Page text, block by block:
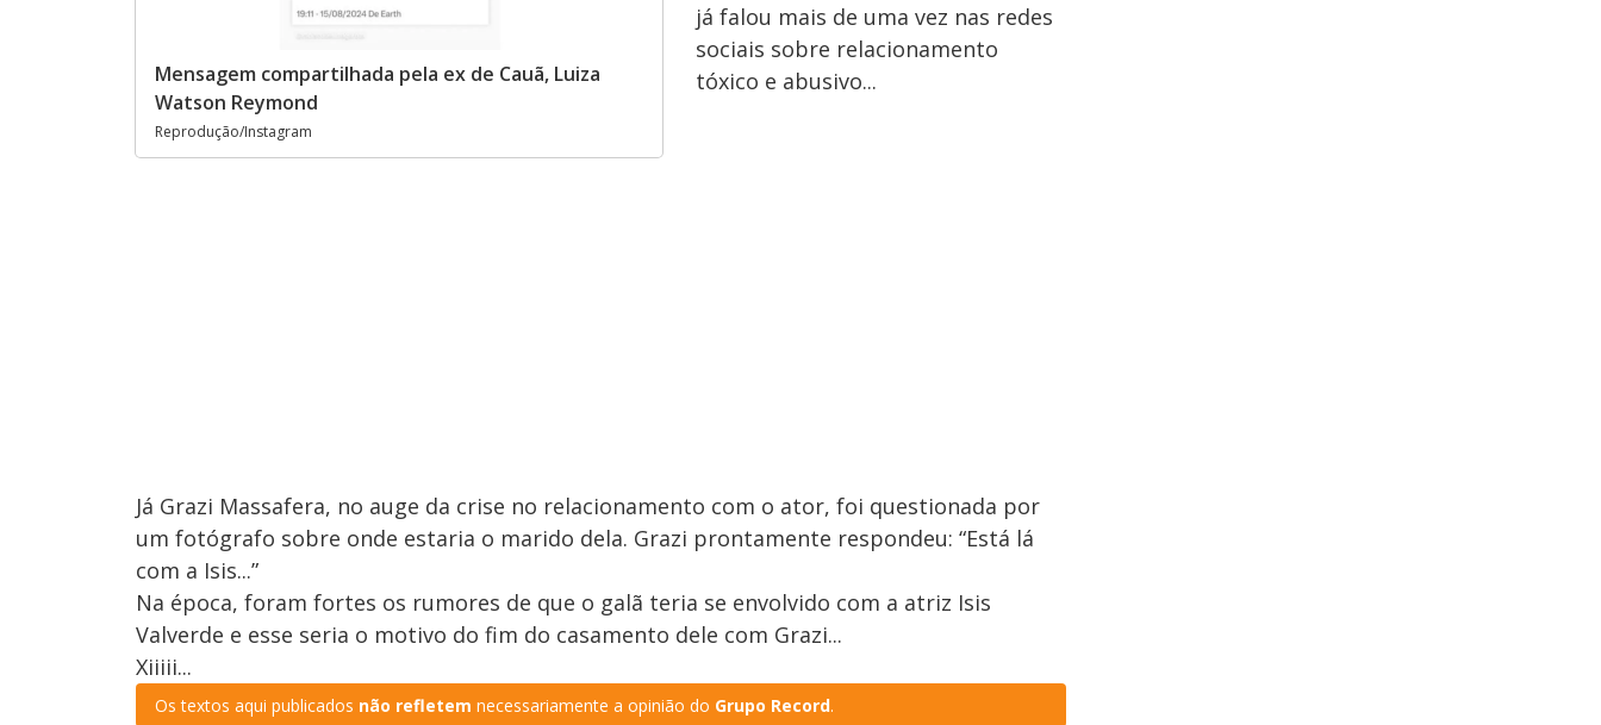
Mensagem compartilhada pela ex de Cauã, Luiza
Watson Reymond
Reprodução/Instagram
já falou mais de uma vez nas redes
sociais sobre relacionamento
tóxico e abusivo...
Já Grazi Massafera, no auge da crise no relacionamento com o ator, foi questionada por
um fotógrafo sobre onde estaria o marido dela. Grazi prontamente respondeu: “Está lá
com a Isis...”
Na época, foram fortes os rumores de que o galã teria se envolvido com a atriz Isis
Valverde e esse seria o motivo do fim do casamento dele com Grazi...
Xiiiii...
Os textos aqui publicados não refletem necessariamente a opinião do Grupo Record.